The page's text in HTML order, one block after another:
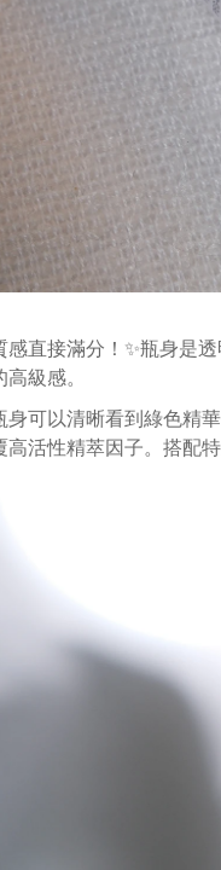
直接滿分！✨瓶身是
級感。
可以清晰看到綠色精
活性精萃因子。搭配